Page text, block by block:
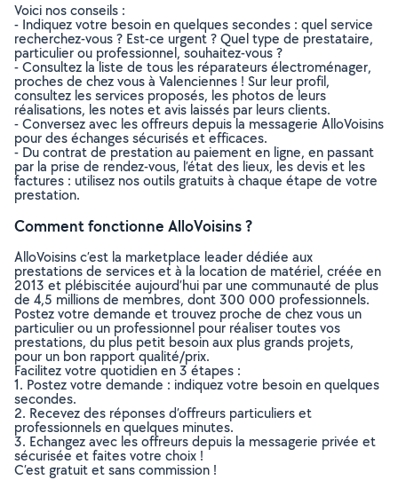
Voici nos conseils :
- Indiquez votre besoin en quelques secondes : quel service
recherchez-vous ? Est-ce urgent ? Quel type de prestataire,
particulier ou professionnel, souhaitez-vous ?
- Consultez la liste de tous les réparateurs électroménager,
proches de chez vous à Valenciennes ! Sur leur profil,
consultez les services proposés, les photos de leurs
réalisations, les notes et avis laissés par leurs clients.
- Conversez avec les offreurs depuis la messagerie AlloVoisins
pour des échanges sécurisés et efficaces.
- Du contrat de prestation au paiement en ligne, en passant
par la prise de rendez-vous, l’état des lieux, les devis et les
factures : utilisez nos outils gratuits à chaque étape de votre
prestation.
Comment fonctionne AlloVoisins ?
AlloVoisins c’est la marketplace leader dédiée aux
prestations de services et à la location de matériel, créée en
2013 et plébiscitée aujourd’hui par une communauté de plus
de 4,5 millions de membres, dont 300 000 professionnels.
Postez votre demande et trouvez proche de chez vous un
particulier ou un professionnel pour réaliser toutes vos
prestations, du plus petit besoin aux plus grands projets,
pour un bon rapport qualité/prix.
Facilitez votre quotidien en 3 étapes :
1. Postez votre demande : indiquez votre besoin en quelques
secondes.
2. Recevez des réponses d’offreurs particuliers et
professionnels en quelques minutes.
3. Echangez avec les offreurs depuis la messagerie privée et
sécurisée et faites votre choix !
C’est gratuit et sans commission !